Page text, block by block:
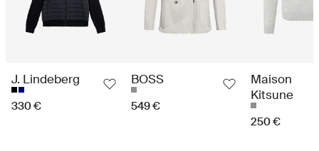
J. Lindeberg
330 €
BOSS
549 €
Maison
Kitsune
250 €